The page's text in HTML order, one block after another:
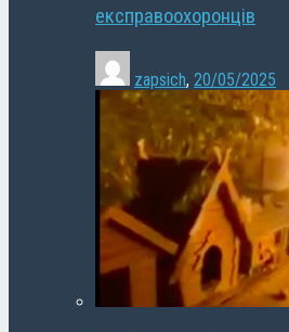
експравоохоронців
zapsich, 20/05/2025